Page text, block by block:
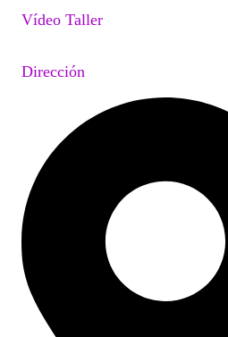
Vídeo Taller
Dirección